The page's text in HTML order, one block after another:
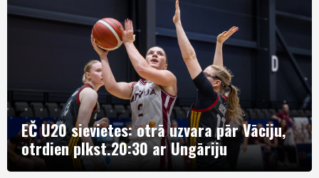
EČ U20 sievietes: otrā uzvara pār Vāciju,
otrdien plkst.20:30 ar Ungāriju